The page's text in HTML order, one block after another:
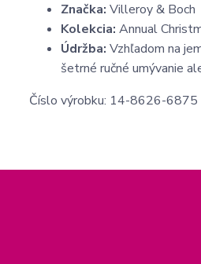
Značka: Villeroy & Boch
Kolekcia: Annual
Údržba: Vzhľadom na
šetrné ručné umývanie
Číslo výrobku: 14-8626-6875